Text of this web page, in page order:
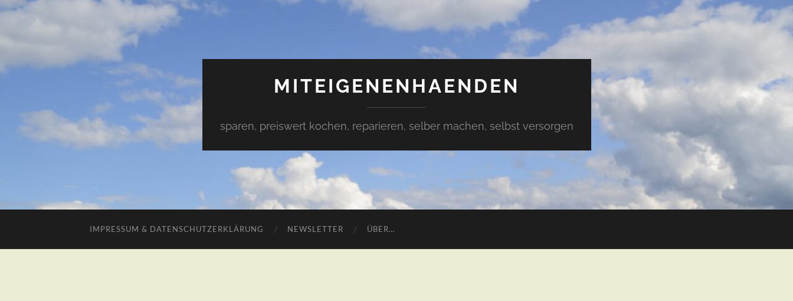
MITEIGENENHAENDEN
sparen, preiswert kochen, reparieren, selber machen, selbst versorgen
IMPRESSUM & DATENSCHUTZERKLÄRUNG NEWSLETTER ÜBER…